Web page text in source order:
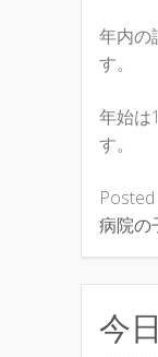
年内の
す。
年始は
す。
Posted
病院の
今